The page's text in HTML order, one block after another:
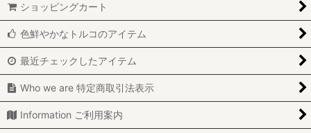
ショッピングカート
色鮮やかなトルコのアイテム
最近チェックしたアイテム
Who we are 特定商取引法表示
Information ご利用案内